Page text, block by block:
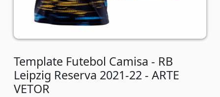
Template Futebol Camisa - RB
Leipzig Reserva 2021-22 - ARTE
VETOR